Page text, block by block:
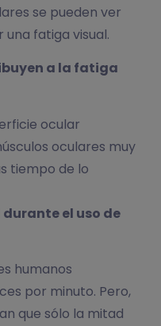
se pueden ver
fatiga visual.
a la fatiga
ocular
oculares muy
tiempo de lo
el uso de
humanos
por minuto. Pero,
que sólo la mitad